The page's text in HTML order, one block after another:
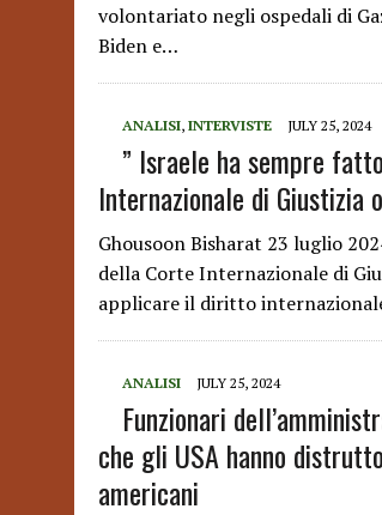
volontariato negli ospedali di
Biden e…
ANALISI, INTERVISTE JULY 25, 2024
” Israele ha sempre
Internazionale di Giustizia
Ghousoon Bisharat 23 luglio
della Corte Internazionale di
applicare il diritto
ANALISI JULY 25, 2024
Funzionari
che gli USA hanno
americani